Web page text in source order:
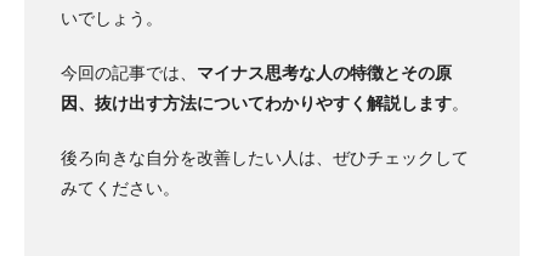
いでしょう。
今回の記事では、 マイナス思考な人の特徴とその原
因、抜け出す方法についてわかりやすく解説します。
後ろ向きな自分を改善したい人は、ぜひチェックして
みてください。